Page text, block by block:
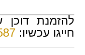
להזמנת
חייגו עכשיו: